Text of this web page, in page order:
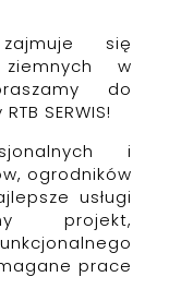
się
w
do
SERWIS!
i
ogrodników
usługi
projekt,
prace